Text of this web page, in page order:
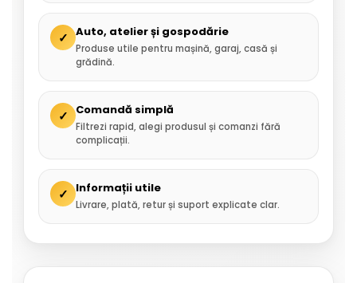
✓ Auto, atelier și gospodărie
Produse utile pentru mașină, garaj, casă și
grădină.
✓ Comandă simplă
Filtrezi rapid, alegi produsul și comanzi fără
complicații.
✓ Informații utile
Livrare, plată, retur și suport explicate clar.